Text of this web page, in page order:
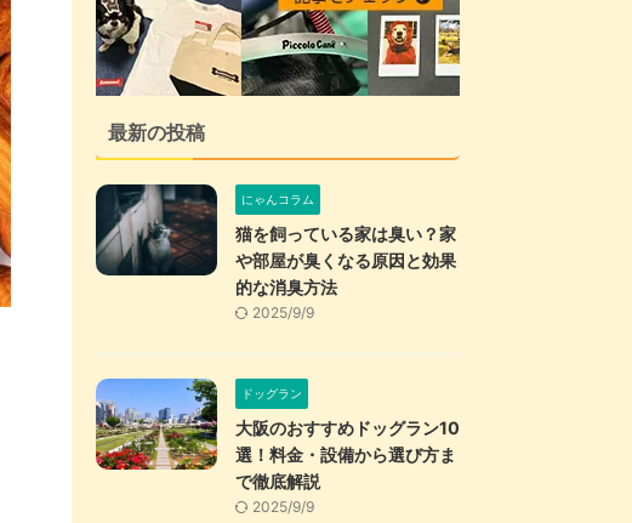
最新の投稿
にゃんコラム
猫を飼っている家は臭い？家
や部屋が臭くなる原因と効果
的な消臭方法
2025/9/9
ドッグラン
大阪のおすすめドッグラン10
選！料金・設備から選び方ま
で徹底解説
2025/9/9